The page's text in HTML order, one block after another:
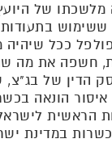
מלשכתו של
בתעודות
ככל שיהיה
חשפה את מה
הדין של בג"צ,
איסור הונאה
הראשית
במדינת